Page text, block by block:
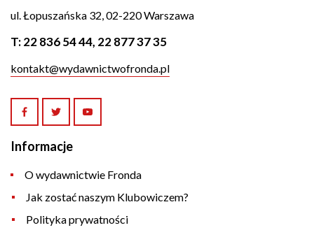
ul. Łopuszańska 32, 02-220 Warszawa
T:22 836 54 44, 22 877 37 35
kontakt@wydawnictwofronda.pl
Informacje
O wydawnictwie Fronda
Jak zostać naszym Klubowiczem?
Polityka prywatności